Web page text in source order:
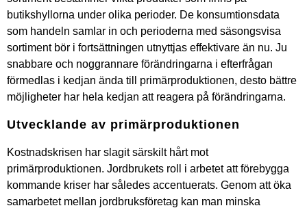
butikshyllorna under olika perioder. De konsumtionsdata
som handeln samlar in och perioderna med säsongsvisa
sortiment bör i fortsättningen utnyttjas effektivare än nu. Ju
snabbare och noggrannare förändringarna i efterfrågan
förmedlas i kedjan ända till primärproduktionen, desto bättre
möjligheter har hela kedjan att reagera på förändringarna.
Utvecklande av primärproduktionen
Kostnadskrisen har slagit särskilt hårt mot
primärproduktionen. Jordbrukets roll i arbetet att förebygga
kommande kriser har således accentuerats. Genom att öka
samarbetet mellan jordbruksföretag kan man minska